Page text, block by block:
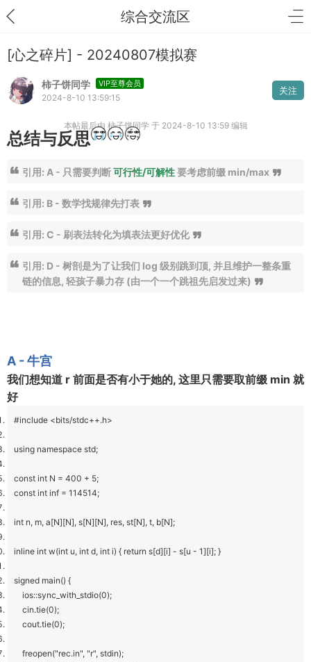
综合交流区
[心之碎片] - 20240807模拟赛
柿子饼同学 VIP至尊会员
2024-8-10 13:59:15
关注
本帖最后由 柿子饼同学 于 2024-8-10 13:59 编辑
总结与反思
引用: A - 只需要判断可行性/可解性要考虑前缀 min/max
引用: B - 数学找规律先打表
引用: C - 刷表法转化为填表法更好优化
引用: D - 树剖是为了让我们 log 级别跳到顶, 并且维护一整条重
链的信息, 轻孩子暴力存 (由一个一个跳祖先启发过来)
A - 牛宫
我们想知道 r 前面是否有小于她的, 这里只需要取前缀 min 就
好
#include <bits/stdc++.h>
using namespace std;
const int N = 400 + 5;
const int inf = 114514;
int n, m, a[N][N], s[N][N], res, st[N], t, b[N];
inline int w(int u, int d, int i) { return s[d][i] - s[u - 1][i]; }
signed main() {
ios::sync_with_stdio(0);
cin.tie(0);
cout.tie(0);
freopen("rec.in", "r", stdin);